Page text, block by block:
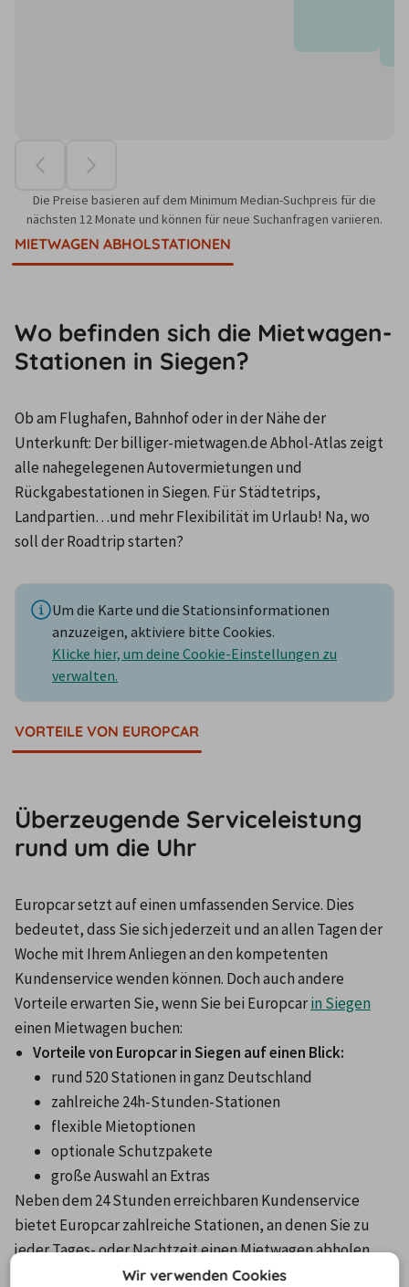
Die Preise basieren auf dem Minimum Median-Suchpreis für die
nächsten 12 Monate und können für neue Suchanfragen variieren.
MIETWAGEN ABHOLSTATIONEN
Wo befinden sich die Mietwagen-
Stationen in Siegen?
Ob am Flughafen, Bahnhof oder in der Nähe der
Unterkunft: Der billiger-mietwagen.de Abhol-Atlas zeigt
alle nahegelegenen Autovermietungen und
Rückgabestationen in Siegen. Für Städtetrips,
Landpartien…und mehr Flexibilität im Urlaub! Na, wo
soll der Roadtrip starten?
Um die Karte und die Stationsinformationen
anzuzeigen, aktiviere bitte Cookies.
Klicke hier, um deine Cookie-Einstellungen zu
verwalten.
VORTEILE VON EUROPCAR
Überzeugende Serviceleistung
rund um die Uhr
Europcar setzt auf einen umfassenden Service. Dies
bedeutet, dass Sie sich jederzeit und an allen Tagen der
Woche mit Ihrem Anliegen an den kompetenten
Kundenservice wenden können. Doch auch andere
Vorteile erwarten Sie, wenn Sie bei Europcar in Siegen
einen Mietwagen buchen:
Vorteile von Europcar in Siegen auf einen Blick:
rund 520 Stationen in ganz Deutschland
zahlreiche 24h-Stunden-Stationen
flexible Mietoptionen
optionale Schutzpakete
große Auswahl an Extras
Neben dem 24 Stunden erreichbaren Kundenservice
bietet Europcar zahlreiche Stationen, an denen Sie zu
jeder Tages- oder Nachtzeit einen Mietwagen abholen
oder zurückgeben können. Auch gibt es einige Stationen,
Wir verwenden Cookies